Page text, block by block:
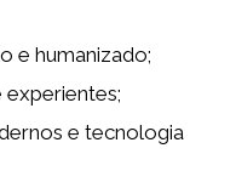
e humanizado;
experientes;